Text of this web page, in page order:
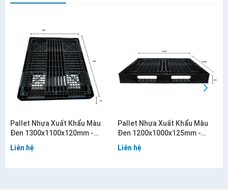
Pallet Nhựa Xuất Khẩu Màu
Đen 1300x1100x120mm -
Liên hệ
Pallet Nhựa Xuất Khẩu Màu
Đen 1200x1000x125mm -
Liên hệ